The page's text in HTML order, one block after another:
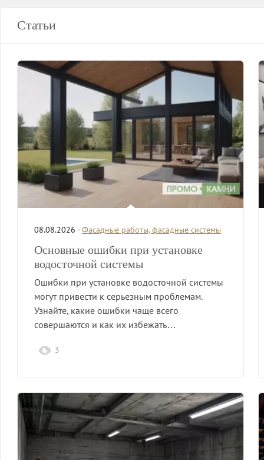
Статьи
08.08.2026 -Фасадные работы, фасадные системы
Основные ошибки при установке
водосточной системы
Ошибки при установке водосточной системы
могут привести к серьезным проблемам.
Узнайте, какие ошибки чаще всего
совершаются и как их избежать…
3